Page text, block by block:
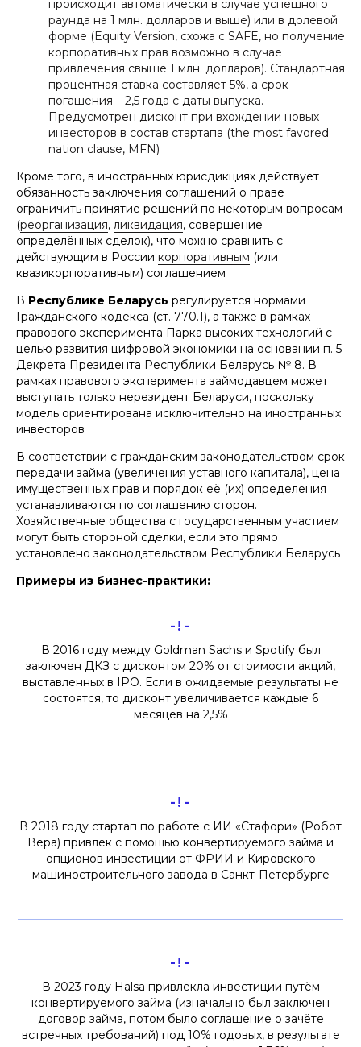
происходит автоматически в случае успешного
раунда на 1 млн. долларов и выше) или в долевой
форме (Equity Version, схожа с SAFE, но получение
корпоративных прав возможно в случае
привлечения свыше 1 млн. долларов). Стандартная
процентная ставка составляет 5%, а срок
погашения – 2,5 года с даты выпуска.
Предусмотрен дисконт при вхождении новых
инвесторов в состав стартапа (the most favored
nation clause, MFN)
Кроме того, в иностранных юрисдикциях действует
обязанность заключения соглашений о праве
ограничить принятие решений по некоторым вопросам
(реорганизация, ликвидация, совершение
определённых сделок), что можно сравнить с
действующим в России корпоративным (или
квазикорпоративным) соглашением
В Республике Беларусь регулируется нормами
Гражданского кодекса (ст. 770.1), а также в рамках
правового эксперимента Парка высоких технологий с
целью развития цифровой экономики на основании п. 5
Декрета Президента Республики Беларусь № 8. В
рамках правового эксперимента займодавцем может
выступать только нерезидент Беларуси, поскольку
модель ориентирована исключительно на иностранных
инвесторов
В соответствии с гражданским законодательством срок
передачи займа (увеличения уставного капитала), цена
имущественных прав и порядок её (их) определения
устанавливаются по соглашению сторон.
Хозяйственные общества с государственным участием
могут быть стороной сделки, если это прямо
установлено законодательством Республики Беларусь
Примеры из бизнес-практики:
-!-
В 2016 году между Goldman Sachs и Spotify был
заключен ДКЗ с дисконтом 20% от стоимости акций,
выставленных в IPO. Если в ожидаемые результаты не
состоятся, то дисконт увеличивается каждые 6
месяцев на 2,5%
-!-
В 2018 году стартап по работе с ИИ «Стафори» (Робот
Вера) привлёк с помощью конвертируемого займа и
опционов инвестиции от ФРИИ и Кировского
машиностроительного завода в Санкт-Петербурге
-!-
В 2023 году Halsa привлекла инвестиции путём
конвертируемого займа (изначально был заключен
договор займа, потом было соглашение о зачёте
встречных требований) под 10% годовых, в результате